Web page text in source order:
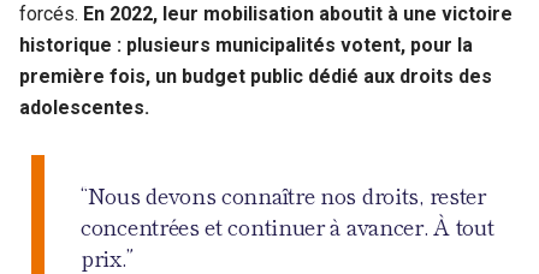
forcés. En 2022, leur mobilisation aboutit à une victoire
historique : plusieurs municipalités votent, pour la
première fois, un budget public dédié aux droits des
adolescentes.
“Nous devons connaître nos droits, rester
concentrées et continuer à avancer. À tout
prix.”